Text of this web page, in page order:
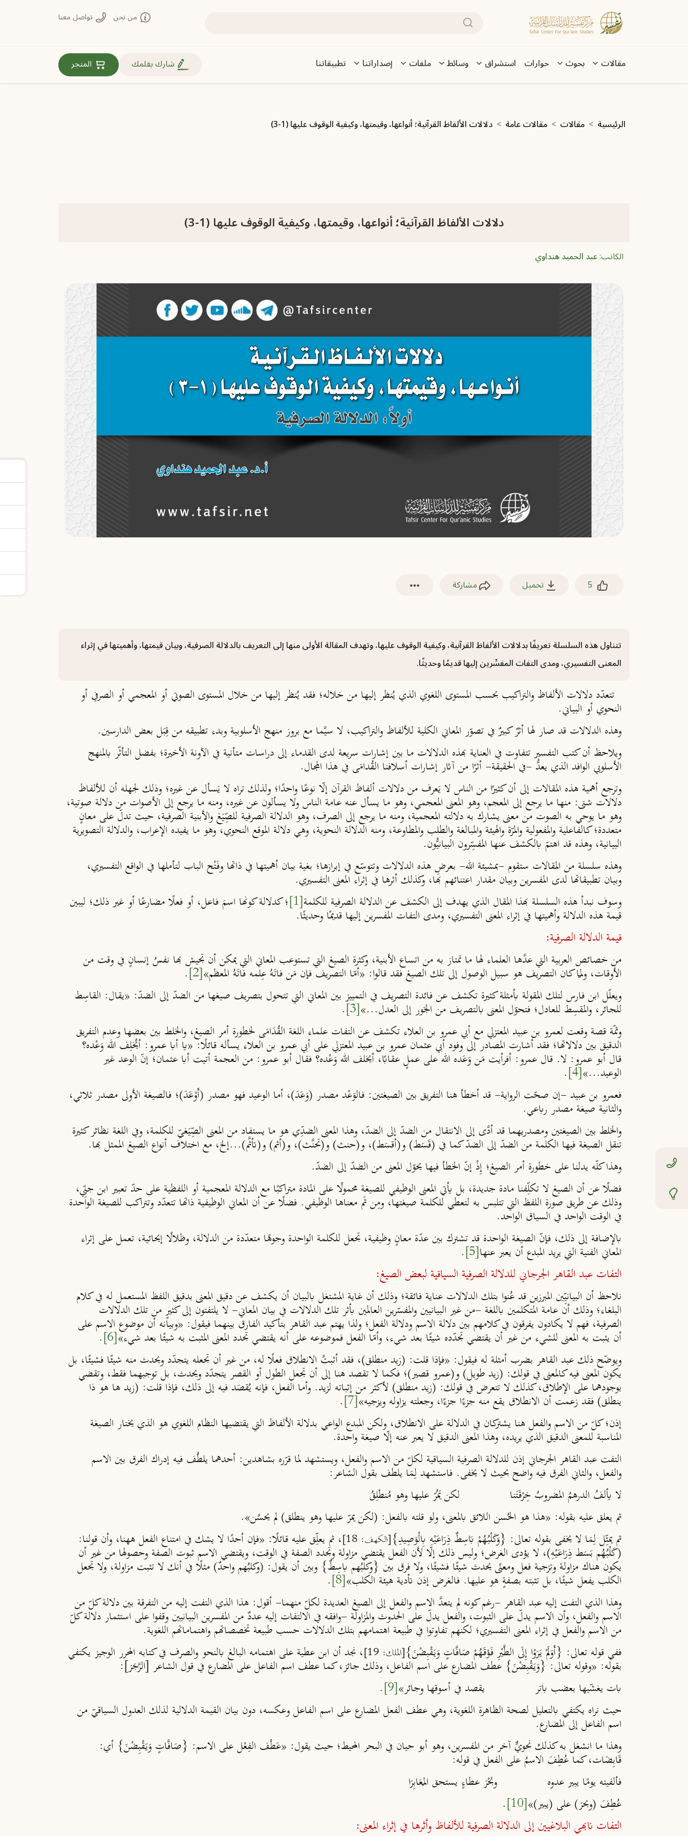
تجاوز إلى المحتوى الرئيسي
بحث من نحن تواصل معنا
Main navigation
مقالات بحوث حوارات استشراق وسائط ملفات إصداراتنا تطبيقاتنا روابط مهمة
شارك بقلمك المتجر
مسار التنقل
الرئيسية مقالات مقالات عامة دلالات الألفاظ القرآنية؛ أنواعها، وقيمتها، وكيفية الوقوف عليها (1-3)
دلالات الألفاظ القرآنية؛ أنواعها، وقيمتها، وكيفية الوقوف عليها (1-3)
الكاتب:عبد الحميد هنداوي
5 تحميل مشاركة
تتناول هذه السلسلة تعريفًا بدلالات الألفاظ القرآنية، وكيفية الوقوف عليها، وتهدف المقالة الأولى منها إلى التعريف بالدلالة الصرفية، وبيان قيمتها، وأهميتها في إثراء
المعنى التفسيري، ومدى التفات المفسِّرين إليها قديمًا وحديثًا.
تتعدّد دلالات الألفاظ والتراكيب بحسب المستوى اللغوي الذي يُنظر إليها من خلاله؛ فقد يُنظر إليها من خلال المستوى الصوتي أو المعجمي أو الصرفي أو
النحوي أو البياني.
وهذه الدلالات قد صار لها أثرٌ كبيرٌ في تصوّر المعاني الكلية للألفاظ والتراكيب، لا سيَّما مع بروز منهج الأسلوبية وبدء تطبيقه من قِبَل بعض الدارسين.
ويلاحظ أن كتب التفسير تتفاوت في العناية بهذه الدلالات ما بين إشارات سريعة لدى القدماء إلى دراسات متأنية في الآونة الأخيرة؛ بفضل التأثّر بالمنهج
الأسلوبي الوافد الذي يعدُّ -في الحقيقة- أثرًا من آثار إشارات أسلافنا القُدامَى في هذا المجال.
وترجع أهمية هذه المقالات إلى أن كثيرًا من الناس لا يَعرف من دلالات ألفاظ القرآن إلّا نوعًا واحدًا؛ ولذلك تراه لا يَسأل عن غيره؛ وذلك لجهله أن للألفاظ
دلالات شتى: منها ما يرجع إلى المعجم، وهو المعنى المعجمي، وهو ما يسأل عنه عامة الناس ولا يسألون عن غيره، ومنه ما يرجع إلى الأصوات من دلالة صوتية،
وهو ما يوحي به الصوت من معنى يشارك به دلالته المعجمية، ومنه ما يرجع إلى الصرف، وهو الدلالة الصرفية للصِّيَغ والأبنية الصرفية، حيث تدلّ على معانٍ
متعددة؛ كالفاعلية والمفعولية والمرّة والهيئة والمبالغة والطلب والمطاوعة، ومنه الدلالة النحوية، وهي دلالة الموقع النحوي، وهو ما يفيده الإعراب، والدلالة التصويرية
البيانية، وهذه قد اهتمّ بالكشف عنها المفسِّرون البيانيُّون.
وهذه سلسلة من المقالات ستقوم -بمشيئة الله- بعرضِ هذه الدلالات وتتوسّع في إبرازها؛ بغية بيان أهميتها في ذاتها وفَتْح الباب لتأملها في الواقع التفسيري،
وبيان تطبيقاتها لدى المفسرين وبيان مقدار اعتنائهم بها، وكذلك أثرها في إثراء المعنى التفسيري.
وسوف نبدأ هذه السلسلة بهذا المقال الذي يهدف إلى الكشف عن الدلالة الصرفية للكلمة[1] ؛ كدلالة كونها اسمَ فاعل، أو فعلًا مضارعًا أو غير ذلك؛ ليبين
قيمة هذه الدلالة وأهميتها في إثراء المعنى التفسيري، ومدى التفات المفسرين إليها قديمًا وحديثًا.
قيمة الدلالة الصرفية:
من خصائص العربية التي عدَّها العلماء لها ما تمتاز به من اتساع الأبنية، وكثرة الصيغ التي تستوعب المعاني التي يمكن أن تجيش بها نفسُ إنسانٍ في وقت من
الأوقات، ولمّا كان التصريف هو سبيل الوصول إلى تلك الصيغ فقد قالوا: «أمّا التصريف فإن مَن فاتَهُ عِلمه فاتَهُ المعظم»[2]
.
ويعلّل ابن فارس لتلك المقولة بأمثلة كثيرة تكشف عن فائدة التصريف في التمييز بين المعاني التي تتحول بتصريف صيغها من الضدّ إلى الضدّ: «يقال: القاسِط
للجائر، والمقسِط للعادل؛ فتحوّل المعنى بالتصريف من الجَور إلى العدل...»[3]
.
وثمّة قصة وقعت لعمرو بن عبيد المعتزلي مع أبي عمرو بن العلاء تكشف عن التفات علماء اللغة القُدَامَى لخطورة أمر الصيغ، والخلط بين بعضها وعدم التفريق
الدقيق بين دلالاتها؛ فقد أشارت المصادر إلى وفود أبي عثمان عمرو بن عبيد المعتزلي على أبي عمرو بن العلاء يسأله قائلًا: «يا أبا عمرو: أيُخلِف الله وَعْده؟
قال أبو عمرو: لا. قال عمرو: أفرأيت مَن وَعَده الله على عملٍ عقابًا، أيخلف الله وَعْده؟ فقال أبو عمرو: من العجمة أتيت أبا عثمان؛ إنّ الوعد غير
الوعيد...»[4]
.
فعمرو بن عبيد -إن صحّت الرواية- قد أخطأ هنا التفريق بين الصيغتين: فالوَعْد مصدر (وَعَدَ)، أما الوعيد فهو مصدر (أَوْعَدَ)؛ فالصيغة الأولى مصدر ثلاثي،
والثانية صيغة مصدر رباعي.
والخلط بين الصيغتين ومصدريهما قد أدَّى إلى الانتقال من الضدّ إلى الضدّ، وهذا المعنى الضدِّي هو ما يستفاد من المعنى الصِّيَغيّ للكلمة، وفي اللغة نظائر كثيرة
تنقل الصيغة فيها الكلمة من الضدّ إلى الضدّ كما في (قَسَط) و(أقسَط)، و(حنث) و(تحنَّث)، و(أثم) و(تأثَّم)...إلخ، مع اختلاف أنواع الصيغ الممثل بها.
وهذا كلّه يدلنا على خطورة أمر الصيغ؛ إِذْ إنّ الخطأ فيها يحوّل المعنى من الضدّ إلى الضدّ.
فضلًا عن أن الصيغ لا تكلِّفنا مادة جديدة، بل يأتي المعنى الوظيفي للصيغة محمولًا على المادة متراكبًا مع الدلالة المعجمية أو اللفظية على حدّ تعبير ابن جنِّي،
وذلك عن طريق صورة اللفظ التي تتلبس به لتعطي للكلمة صيغتها، ومِن ثَم معناها الوظيفي. فضلًا عن أن المعاني الوظيفية ذاتها تتعدّد وتتراكب للصيغة الواحدة
في الوقت الواحد في السياق الواحد.
بالإضافة إلى ذلك، فإنّ الصيغة الواحدة قد تشترك بين عدّة معانٍ وظيفية، تجعل للكلمة الواحدة وجوهًا متعدّدة من الدلالة، وظلالًا إيحائية، تعمل على إثراء
المعاني الفنية التي يريد المبدع أن يعبر عنها[5]
.
التفات عبد القاهر الجرجاني للدلالة الصرفية السياقية لبعض الصيغ:
نلاحظ أن البيانيِّين المبرزين قد عُنوا بتلك الدلالات عناية فائقة؛ وذلك أن غاية المشتغل بالبيان أن يكشف عن دقيق المعنى بدقيق اللفظ المستعمل له في كلام
البلغاء؛ وذلك أن عامة المتكلمين باللغة -من غير البيانيين والمفسّرين العالمين بأثر تلك الدلالات في بيان المعاني- لا يلتفتون إلى كثيرٍ من تلك الدلالات
الصرفية، فهم لا يكادون يفرقون في كلامهم بين دلالة الاسم ودلالة الفعل؛ ولذا يهتم عبد القاهر بتأكيد الفارق بينهما فيقول: «وبيانه أن موضوع الاسم على
أن يثبت به المعنى للشيء من غير أن يقتضي تجدّده شيئًا بعد شيء، وأمّا الفعل فموضوعه على أنه يقتضي تجدد المعنى المثبت به شيئًا بعد شيء»[6]
.
ويوضّح ذلك عبد القاهر بضرب أمثلة له فيقول: «فإذا قلت: (زيد منطلق)، فقد أثبتَّ الانطلاق فعلًا له، من غير أن تجعله يتجدّد ويحدث منه شيئًا فشيئًا، بل
يكون المعنى فيه كالمعنى في قولك: (زيد طويل) و(عمرو قصير)؛ فكما لا تقصد هنا إلى أن تجعل الطول أو القصر يتجدّد ويحدث، بل توجبهما فقط، وتقضي
بوجودهما على الإطلاق، كذلك لا تتعرض في قولك: (زيد منطلق) لأكثر من إثباته لزيد. وأما الفعل، فإنه يُقصَد فيه إلى ذلك، فإذا قلت: (زيد ها هو ذا
ينطلق) فقد زعمت أن الانطلاق يقع منه جزءًا جزءًا، وجعلته يزاوله ويزجيه»[7]
.
إذن؛ كلّ من الاسم والفعل هنا يشتركان في الدلالة على الانطلاق، ولكن المبدع الواعي بدلالة الألفاظ التي يقتضيها النظام اللغوي هو الذي يختار الصيغة
المناسبة للمعنى الدقيق الذي يريده، وهذا المعنى الدقيق لا يعبر عنه إلّا صيغة واحدة.
التفت عبد القاهر الجرجاني إذن للدلالة الصرفية السياقية لكلّ من الاسم والفعل، ويستشهد لما قرّره بشاهدين: أحدهما يلطُف فيه إدراك الفرق بين الاسم
والفعل، والثاني الفرق فيه واضح بحيث لا يخفى. فاستشهد لِمَا يلطف بقول الشاعر:
لا يألفُ الدرهمُ المضروبُ خِرْقَتَنا لكن يَمُرّ عليها وهو مُنطَلِقُ
ثم يعلق عليه بقوله: «هذا هو الحُسن اللائق بالمعنى، ولو قلته بالفعل: (لكن يمرّ عليها وهو ينطلق) لم يحسُن».
ثم يمثِّل لِمَا لا يخفى بقوله تعالى: {وَكَلْبُهُمْ بَاسِطٌ ذِرَاعَيْهِ بِالْوَصِيدِ}[الكهف: 18] ، ثم يعلِّق عليه قائلًا: «فإن أحدًا لا يشك في امتناع الفعل ههنا، وأن قولنا:
(كَلْبُهُم بَسَط ذِرَاعَيْهِ)، لا يؤدى الغرض؛ وليس ذلك إلّا لأن الفعل يقتضي مزاولة وتجدد الصفة في الوقت، ويقتضي الاسم ثبوت الصفة وحصولها من غير أن
يكون هناك مزاولة وتزجية فعل ومعنًى يحدث شيئًا فشيئًا، ولا فرق بين {وكلبُهم باسِطٌ} وبين أن يقول: (وكلبُهم واحدٌ) مثلًا في أنك لا تثبت مزاولة، ولا تجعل
الكلب يفعل شيئًا، بل تثبته بصفةٍ هو عليها. فالغرض إذن تأدية هيئة الكلب»[8]
.
وهذا الذي التفت إليه عبد القاهر -رغم كونه لم يتعدَّ الاسم والفعل إلى الصيغ العديدة لكلّ منهما- أقول: هذا الذي التفت إليه من التفرقة بين دلالة كلّ من
الاسم والفعل، وأن الاسم يدلّ على الثبوت، والفعل يدلّ على الحدوث والمزاولة -وافقه في الالتفات إليه عددٌ من المفسرين البيانيين وقفوا على استثمار دلالة كلّ
من الاسم والفعل في إثراء المعنى التفسيري؛ لكنهم تفاوتوا في طبيعة اهتمامهم بتلك الدلالات حسب طبيعة تخصصاتهم واهتماماتهم اللغوية.
ففي قوله تعالى: {أَوَلَمْ يَرَوْا إِلَى الطَّيْرِ فَوْقَهُمْ صَافَّاتٍ وَيَقْبِضْنَ}[الملك: 19] ، نجد أن ابن عطية على اهتمامه البالغ بالنحو والصرف في كتابه المحرر الوجيز يكتفي
بقوله: «وقوله تعالى: {وَيَقْبِضْنَ} عطف المضارع على اسم الفاعل، وذلك جائز، كما عطف اسم الفاعل على المضارع في قول الشاعر [الرَّجَز]:
بات يغشّيها بعضب باتر يقصد في أسوقها وجائر»[9]
.
حيث نراه يكتفي بالتعليل لصحة الظاهرة اللغوية، وهي عطف الفعل المضارع على اسم الفاعل وعكسه، دون بيان القيمة الدلالية لذلك العدول السياقيّ من
اسم الفاعل إلى المضارع.
وهذا ما انشغل به كذلك نحويٌّ آخر من المفسرين، وهو أبو حيان في البحر المحيط؛ حيث يقول: «عَطْف الفِعْل على الاسم: {صَافَّاتٍ وَيَقْبِضْنَ} أي:
قَابِضَات، كما عُطِفَ الاسمُ على الفعل في قوله:
فألفيته يومًا يبير عدوه وبَحْرَ عطاءٍ يستحق المَعَابِرَا
عُطِفَ (وبحرَ) على (يبير)»[10]
.
التفات نابهي البلاغيين إلى الدلالة الصرفية للألفاظ وأثرها في إثراء المعنى: